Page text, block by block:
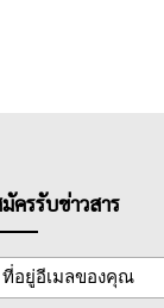
ครรับข่าวสาร